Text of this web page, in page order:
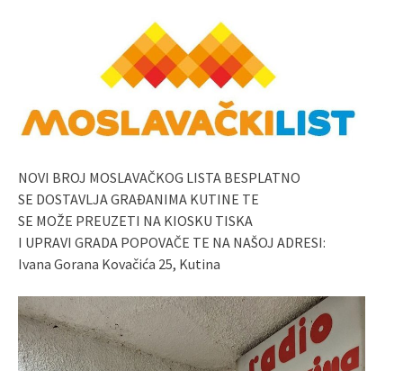
NOVI BROJ MOSLAVAČKOG LISTA BESPLATNO
SE DOSTAVLJA GRAĐANIMA KUTINE TE
SE MOŽE PREUZETI NA KIOSKU TISKA
I UPRAVI GRADA POPOVAČE TE NA NAŠOJ ADRESI:
Ivana Gorana Kovačića 25, Kutina